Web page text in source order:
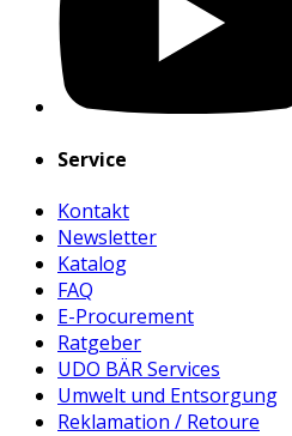
Service
Kontakt
Newsletter
Katalog
FAQ
E-Procurement
Ratgeber
UDO BÄR Services
Umwelt und Entsorgung
Reklamation / Retoure